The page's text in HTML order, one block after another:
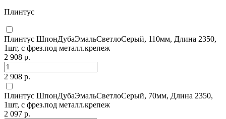
Плинтус
Плинтус ШпонДубаЭмальСветлоСерый, 110мм, Длина 2350,
1шт, с фрез.под металл.крепеж
2 908 р.
2 908 р.
Плинтус ШпонДубаЭмальСветлоСерый, 70мм, Длина 2350,
1шт, с фрез.под металл.крепеж
2 097 р.